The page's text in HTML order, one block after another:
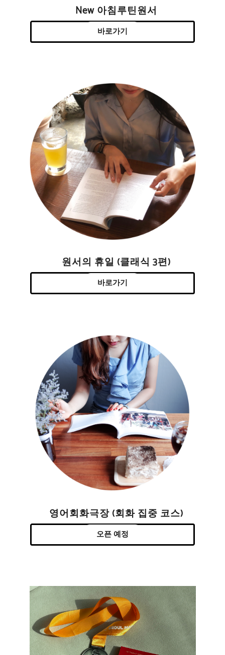
New 아침루틴원서
바로가기
원서의 휴일 (클래식 3편)
바로가기
영어회화극장 (회화 집중 코스)
오픈 예정